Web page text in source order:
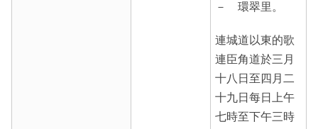
－ 環翠里。
連城道以東的歌
連臣角道於三月
十八日至四月二
十九日每日上午
七時至下午三時